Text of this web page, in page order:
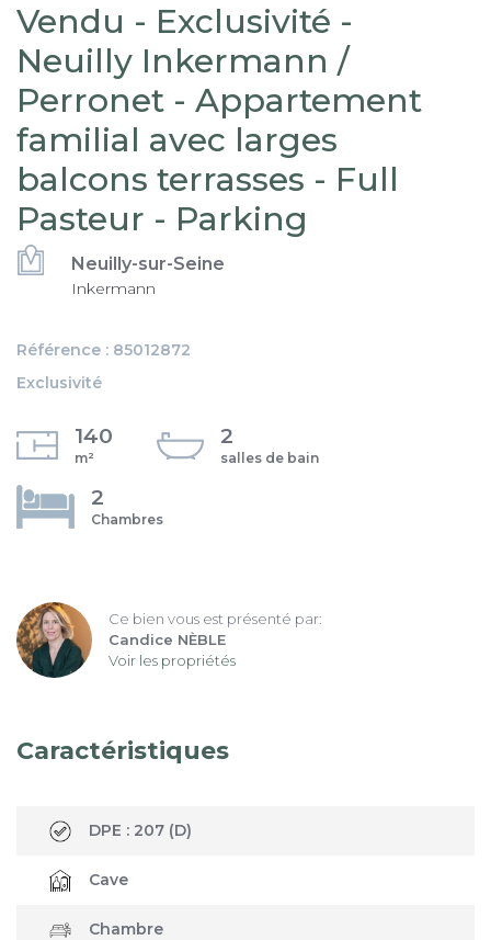
Vendu - Exclusivité -
Neuilly Inkermann /
Perronet - Appartement
familial avec larges
balcons terrasses - Full
Pasteur - Parking
Neuilly-sur-Seine
Inkermann
Référence : 85012872
Exclusivité
140
m²
2
salles de bain
2
Chambres
Ce bien vous est présenté par:
Candice NÈBLE
Voir les propriétés
Caractéristiques
DPE : 207 (D)
Cave
Chambre